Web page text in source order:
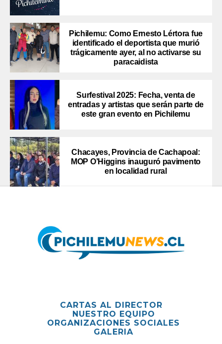
Pichilemu: Como Ernesto Lértora fue
identificado el deportista que murió
trágicamente ayer, al no activarse su
paracaidista
Surfestival 2025: Fecha, venta de
entradas y artistas que serán parte de
este gran evento en Pichilemu
Chacayes, Provincia de Cachapoal:
MOP O’Higgins inauguró pavimento
en localidad rural
CARTAS AL DIRECTOR
NUESTRO EQUIPO
ORGANIZACIONES SOCIALES
GALERIA